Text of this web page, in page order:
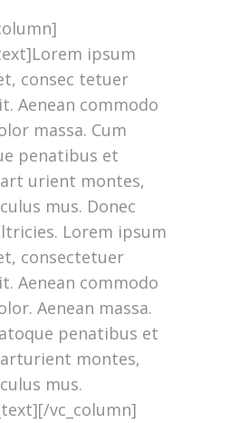
ipsum
consec tetuer
Aenean commodo
massa. Cum
penatibus et
urient montes,
mus. Donec
Lorem ipsum
consectetuer
Aenean commodo
Aenean massa.
penatibus et
montes,
mus.
vc_column]